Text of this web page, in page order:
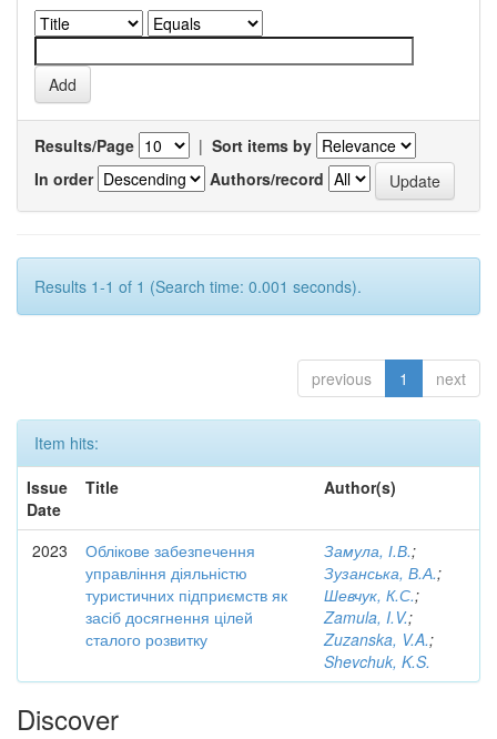
Results/Page | Sort items by
In order
Authors/record
Results 1-1 of 1 (Search time: 0.001 seconds).
previous 1 next
Item hits:
Issue
Date
Title Author(s)
2023
Облікове забезпечення
управління діяльністю
туристичних підприємств як
засіб досягнення цілей
сталого розвитку
Замула, І.В.;
Зузанська, В.А.;
Шевчук, К.С.;
Zamula, I.V.;
Zuzanska, V.A.;
Shevchuk, K.S.
Discover